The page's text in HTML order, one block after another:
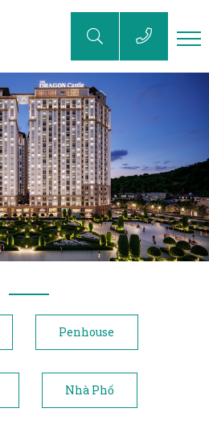
Penhouse
Nhà Phố